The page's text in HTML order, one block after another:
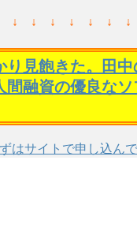
↓ ↓ ↓ ↓ ↓ ↓
見飽きた。田
融資の優良な
はサイトで申し込ん